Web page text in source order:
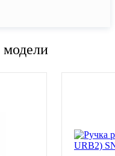
модели